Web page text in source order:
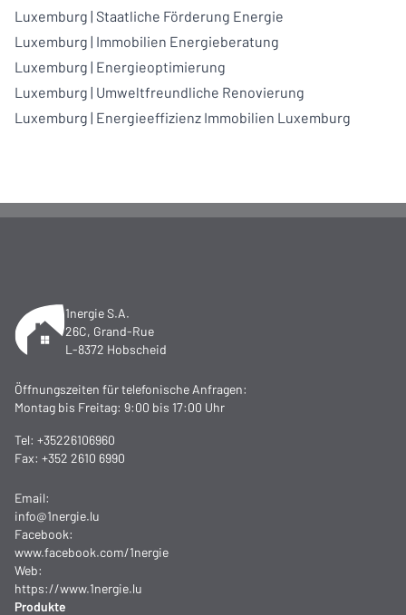
Luxemburg | Staatliche Förderung Energie
Luxemburg | Immobilien Energieberatung
Luxemburg | Energieoptimierung
Luxemburg | Umweltfreundliche Renovierung
Luxemburg | Energieeffizienz Immobilien Luxemburg
1nergie S.A.
26C, Grand-Rue
L-8372 Hobscheid
Öffnungszeiten für telefonische Anfragen:
Montag bis Freitag: 9:00 bis 17:00 Uhr
Tel: +35226106960
Fax: +352 2610 6990
Email:
info@1nergie.lu
Facebook:
www.facebook.com/1nergie
Web:
https://www.1nergie.lu
Produkte